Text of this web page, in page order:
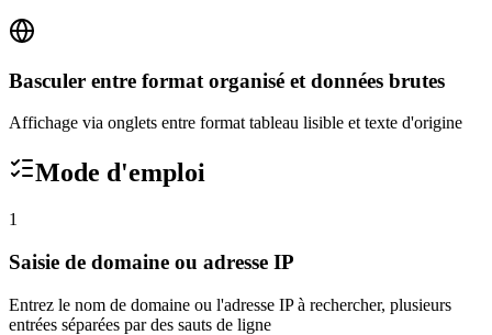
Basculer entre format organisé et données brutes
Affichage via onglets entre format tableau lisible et texte d'origine
Mode d'emploi
1
Saisie de domaine ou adresse IP
Entrez le nom de domaine ou l'adresse IP à rechercher, plusieurs
entrées séparées par des sauts de ligne